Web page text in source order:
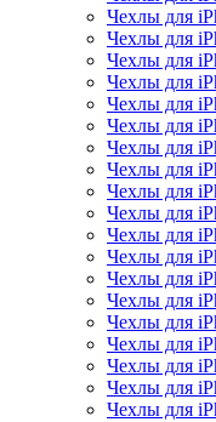
Чехлы для
Чехлы для
Чехлы для
Чехлы для
Чехлы для
Чехлы для
Чехлы для
Чехлы для
Чехлы для
Чехлы для
Чехлы для
Чехлы для
Чехлы для
Чехлы для
Чехлы для
Чехлы для
Чехлы для
Чехлы для
Чехлы для